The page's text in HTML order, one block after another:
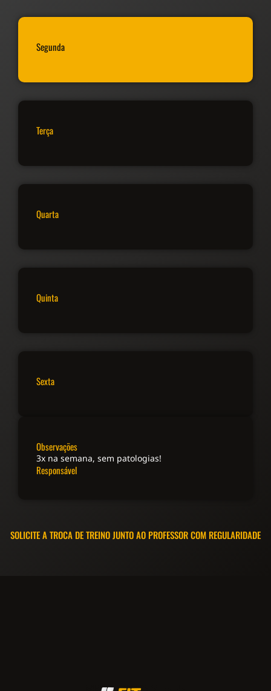
Segunda
Terça
Quarta
Quinta
Sexta
Observações
3x na semana, sem patologias!
Responsável
SOLICITE A TROCA DE TREINO JUNTO AO PROFESSOR COM REGULARIDADE